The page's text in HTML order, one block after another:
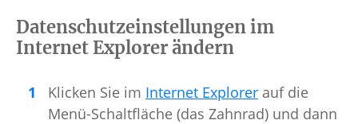
Datenschutzeinstellungen im
Internet Explorer ändern
Klicken Sie im Internet Explorer auf die
Menü-Schaltfläche (das Zahnrad) und dann